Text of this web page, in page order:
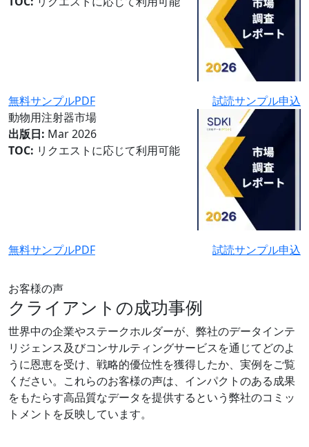
無料サンプルPDF
試読サンプル申込
動物用注射器市場
出版日: Mar 2026
TOC: リクエストに応じて利用可能
無料サンプルPDF 試読サンプル申込
お客様の声
クライアントの成功事例
世界中の企業やステークホルダーが、弊社のデータインテ
リジェンス及びコンサルティングサービスを通じてどのよ
うに恩恵を受け、戦略的優位性を獲得したか、実例をご覧
ください。これらのお客様の声は、インパクトのある成果
をもたらす高品質なデータを提供するという弊社のコミッ
トメントを反映しています。